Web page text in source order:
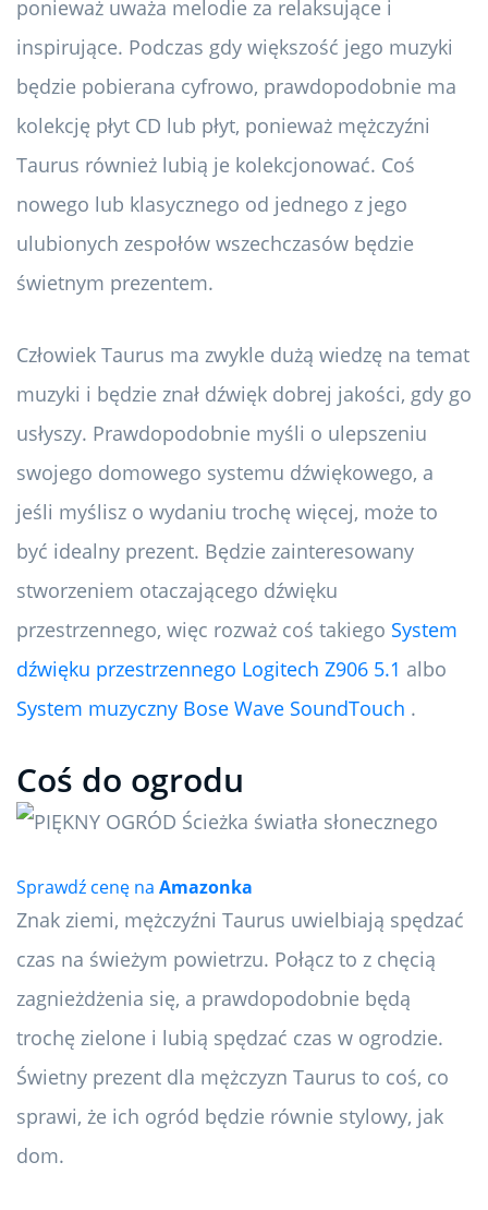
ponieważ uważa melodie za relaksujące i
inspirujące. Podczas gdy większość jego muzyki
będzie pobierana cyfrowo, prawdopodobnie ma
kolekcję płyt CD lub płyt, ponieważ mężczyźni
Taurus również lubią je kolekcjonować. Coś
nowego lub klasycznego od jednego z jego
ulubionych zespołów wszechczasów będzie
świetnym prezentem.
Człowiek Taurus ma zwykle dużą wiedzę na temat
muzyki i będzie znał dźwięk dobrej jakości, gdy go
usłyszy. Prawdopodobnie myśli o ulepszeniu
swojego domowego systemu dźwiękowego, a
jeśli myślisz o wydaniu trochę więcej, może to
być idealny prezent. Będzie zainteresowany
stworzeniem otaczającego dźwięku
przestrzennego, więc rozważ coś takiego System
dźwięku przestrzennego Logitech Z906 5.1 albo
System muzyczny Bose Wave SoundTouch .
Coś do ogrodu
Sprawdź cenę na Amazonka
Znak ziemi, mężczyźni Taurus uwielbiają spędzać
czas na świeżym powietrzu. Połącz to z chęcią
zagnieżdżenia się, a prawdopodobnie będą
trochę zielone i lubią spędzać czas w ogrodzie.
Świetny prezent dla mężczyzn Taurus to coś, co
sprawi, że ich ogród będzie równie stylowy, jak
dom.